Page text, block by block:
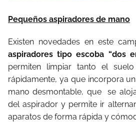
Pequeños aspiradores de mano
Existen novedades en este
aspiradores tipo escoba “dos
permiten limpiar tanto el
rápidamente, ya que incorpora
mano desmontable, que se
del aspirador y permite ir
aparatos de forma rápida y